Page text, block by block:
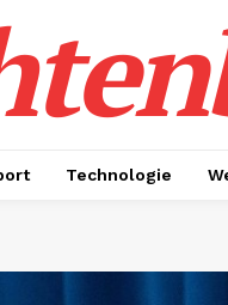
Technologie